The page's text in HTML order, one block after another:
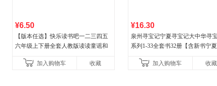
¥6.50
【版本任选】快乐读书吧一二三四五
六年级上下册全套人教版读读童谣和
古代寓言安徒生童话学生阅
加入购物车 收藏
¥16.30
泉州寻宝记宁夏寻宝记大中华寻
系列1-33全套书32册【含新书宁
广东福建河北黑
加入购物车 收藏